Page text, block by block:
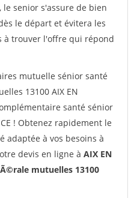
senior s'assure de bien
le départ et évitera les
à trouver l'offre qui répond
mutuelle sénior santé
13100 AIX EN
santé sénior
! Obtenez rapidement le
adaptée à vos besoins à
devis en ligne à AIX EN
mutuelles 13100